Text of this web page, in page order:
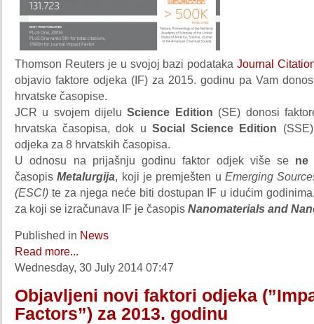
Thomson Reuters je u svojoj bazi podatakaJournal
objavio faktore odjeka (IF) za 2015. godinu pa Vam
hrvatske časopise.
JCR u svojem dijeluScience Edition (SE) donosi
hrvatska časopisa, dok u Social Science Edition
odjeka za 8 hrvatskih časopisa.
U odnosu na prijašnju godinu faktor odjek više se ne
časopisMetalurgija, koji je premješten u Emerging
(ESCI) te za njega neće biti dostupan IF u idućim
za koji se izračunava IF je časopis Nanomaterials and
Published in News
Read more...
Wednesday, 30 July 2014 07:47
Objavljeni novi faktori odjeka
Factors”) za 2013. godinu